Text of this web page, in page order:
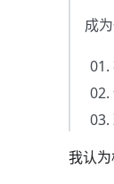
成
我认